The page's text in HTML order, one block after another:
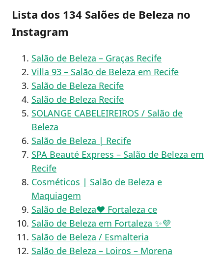
Lista dos 134 Salões de Beleza no
Instagram
Salão de Beleza – Graças Recife
Villa 93 – Salão de Beleza em Recife
Salão de Beleza Recife
Salão de Beleza Recife
SOLANGE CABELEIREIROS / Salão de
Beleza
Salão de Beleza | Recife
SPA Beauté Express – Salão de Beleza em
Recife
Cosméticos | Salão de Beleza e
Maquiagem
Salão de Beleza❤️ Fortaleza ce
Salão de Beleza em Fortaleza ✨💜
Salão de Beleza / Esmalteria
Salão de Beleza – Loiros – Morena